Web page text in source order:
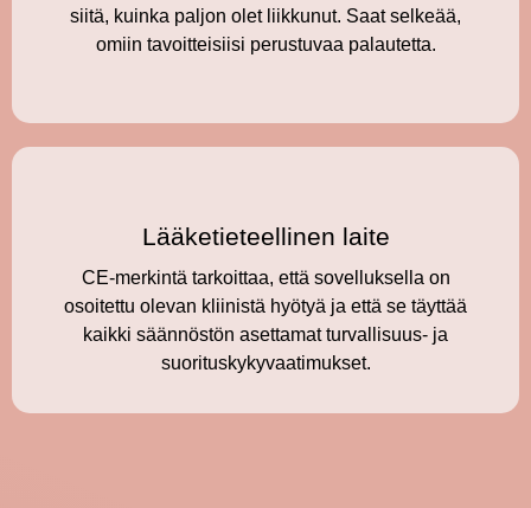
siitä, kuinka paljon olet liikkunut. Saat selkeää,
omiin tavoitteisiisi perustuvaa palautetta.
Lääketieteellinen laite
CE-merkintä tarkoittaa, että sovelluksella on
osoitettu olevan kliinistä hyötyä ja että se täyttää
kaikki säännöstön asettamat turvallisuus- ja
suorituskykyvaatimukset.